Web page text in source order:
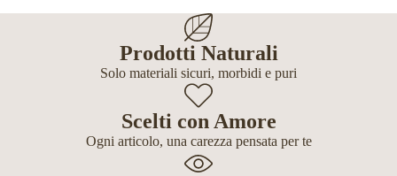
Prodotti Naturali
Solo materiali sicuri, morbidi e puri
Scelti con Amore
Ogni articolo, una carezza pensata per te